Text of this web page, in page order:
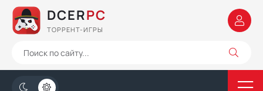
DCERPC
ТОРРЕНТ-ИГРЫ